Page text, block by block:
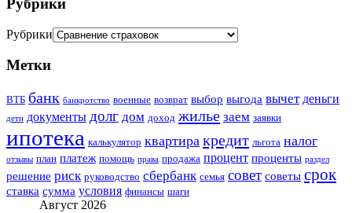
Рубрики
Рубрики
Метки
ВТБ банк банкротство военные возврат выбор выгода вычет деньги
дети документы долг дом доход жилье заем заявки
ипотека калькулятор квартира кредит льгота налог
отзывы план платеж помощь права продажа процент проценты раздел
решение риск руководство сбербанк семья совет советы срок
ставка сумма условия финансы шаги
Август 2026